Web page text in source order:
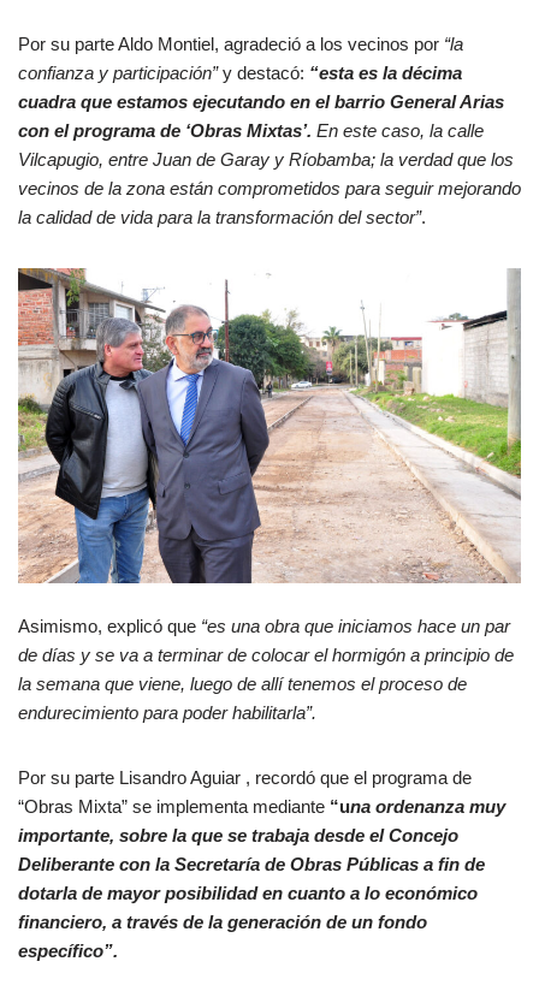
Por su parte Aldo Montiel, agradeció a los vecinos por “la
confianza y participación”y destacó: “esta es la décima
cuadra que estamos ejecutando en el barrio General Arias
con el programa de ‘Obras Mixtas’. En este caso, la calle
Vilcapugio, entre Juan de Garay y Ríobamba; la verdad que los
vecinos de la zona están comprometidos para seguir mejorando
la calidad de vida para la transformación del sector”.
Asimismo, explicó que “es una obra que iniciamos hace un par
de días y se va a terminar de colocar el hormigón a principio de
la semana que viene, luego de allí tenemos el proceso de
endurecimiento para poder habilitarla”.
Por su parte Lisandro Aguiar , recordó que el programa de
“Obras Mixta” se implementa mediante “una ordenanza muy
importante, sobre la que se trabaja desde el Concejo
Deliberante con la Secretaría de Obras Públicas a fin de
dotarla de mayor posibilidad en cuanto a lo económico
financiero, a través de la generación de un fondo
específico”.